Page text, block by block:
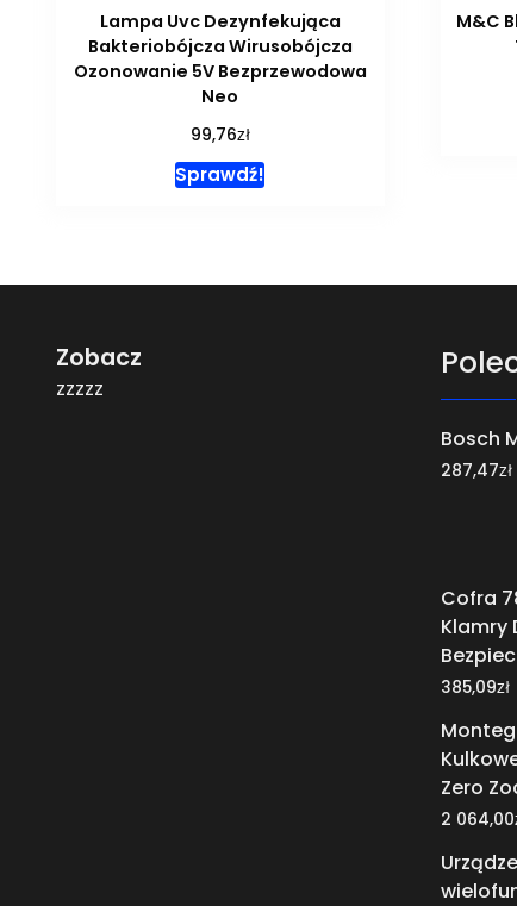
Lampa Uvc Dezynfekująca
Bakteriobójcza Wirusobójcza
Ozonowanie 5V Bezprzewodowa
Neo
99,76zł
Sprawdź!
M&C
Zobacz
zzzzz
Bosch
287,47zł
Cofra
Klamry
385,09zł
Zero
2 064,00